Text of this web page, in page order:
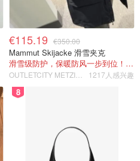
€115.19 €350.00
Mammut Skijacke 滑雪夹克
滑雪级防护，保暖防风一步到位！仅剩s！
1217人感兴趣
8